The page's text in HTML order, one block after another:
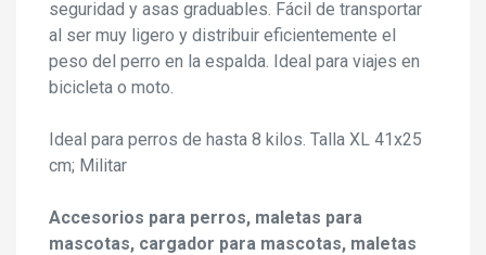
seguridad y asas graduables. Fácil de transportar
al ser muy ligero y distribuir eficientemente el
peso del perro en la espalda. Ideal para viajes en
bicicleta o moto.
Ideal para perros de hasta 8 kilos. Talla XL 41x25
cm; Militar
Accesorios para perros, maletas para
mascotas, cargador para mascotas, maletas